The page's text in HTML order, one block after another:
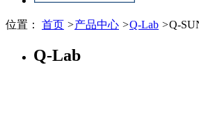
位置： 首页 >产品中心 >Q-Lab >Q-
Q-Lab